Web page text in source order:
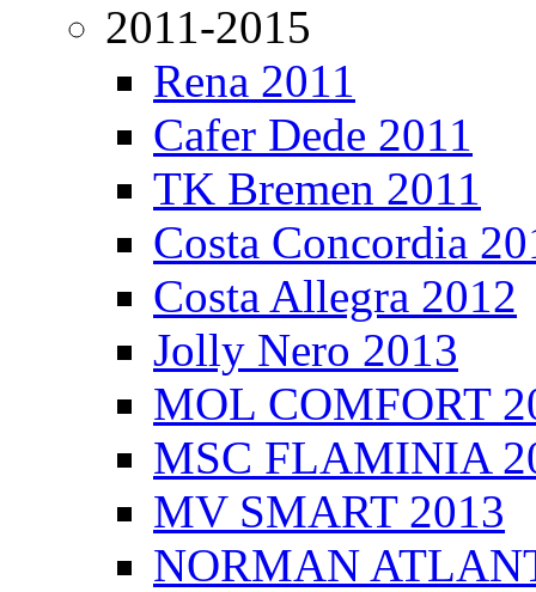
2011-2015
Rena 2011
Cafer Dede 2011
TK Bremen 2011
Costa Concordia
Costa Allegra 2012
Jolly Nero 2013
MOL COMFORT
MSC FLAMINIA
MV SMART 2013
NORMAN